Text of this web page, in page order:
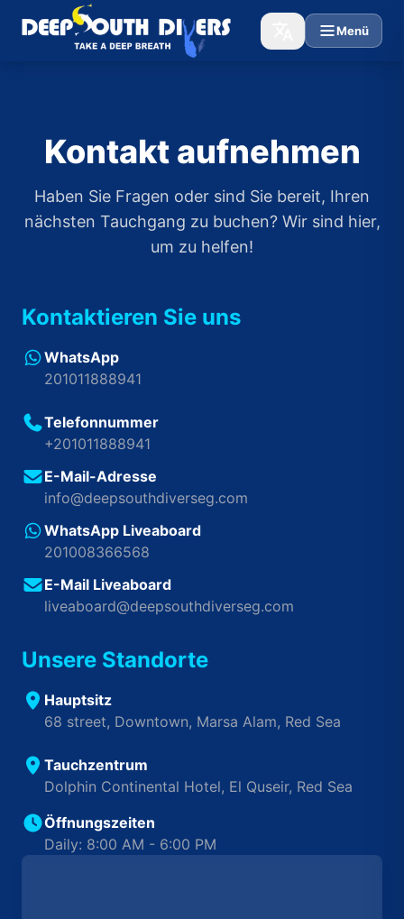
Menü
Kontakt aufnehmen
Haben Sie Fragen oder sind Sie bereit, Ihren
nächsten Tauchgang zu buchen? Wir sind hier,
um zu helfen!
Kontaktieren Sie uns
WhatsApp
201011888941
Telefonnummer
+201011888941
E-Mail-Adresse
info@deepsouthdiverseg.com
WhatsApp Liveaboard
201008366568
E-Mail Liveaboard
liveaboard@deepsouthdiverseg.com
Unsere Standorte
Hauptsitz
68 street, Downtown, Marsa Alam, Red Sea
Tauchzentrum
Dolphin Continental Hotel, El Quseir, Red Sea
Öffnungszeiten
Daily: 8:00 AM - 6:00 PM